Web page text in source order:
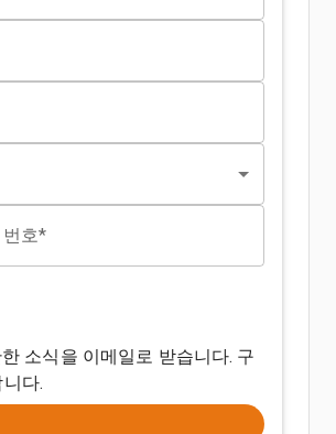
번호*
소식을 이메일로 받습니다. 구
다.